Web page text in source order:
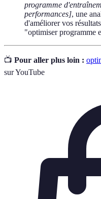
programme
performances], une
d'améliorer vos
"optimiser programme
📺 Pour aller plus loin :
sur YouTube